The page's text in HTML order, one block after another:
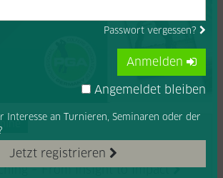
– From Insight to Impact
Passwort vergessen?
Jetzt registrieren
Interesse an Turnieren, Seminaren oder der
Anmelden
Angemeldet bleiben